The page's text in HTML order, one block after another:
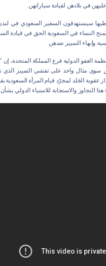
في بلادهن لقيادة سياراتهن.
سيستهدفون السفير السعودي في
النساء في السعودية الحق في قيادة
وإنهاء التمييز ضدهن.
العفو الدولية فرع المملكة المتحدة،
سوى مثال واحد على تفشي التمييز الذي
عقوبة الجَلد لمجرّد قيام المرأة السعودية
التجاوز والاستجابة للاستياء الدولي